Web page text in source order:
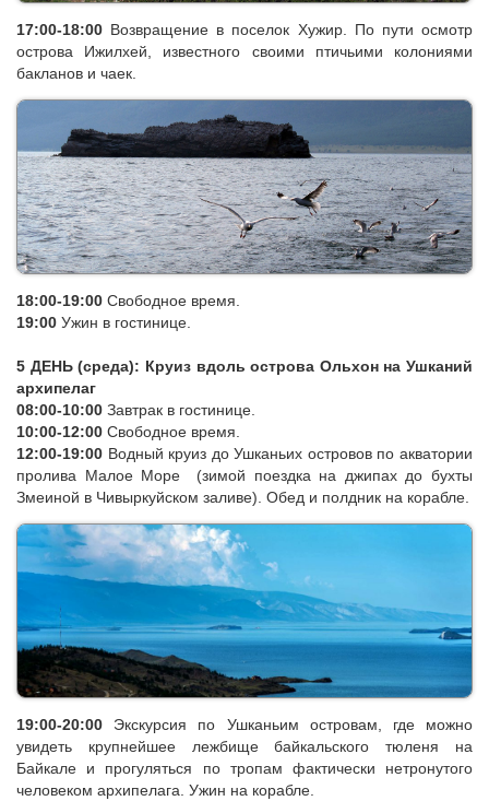
17:00-18:00 Возвращение в поселок Хужир. По пути осмотр
острова Ижилхей, известного своими птичьими колониями
бакланов и чаек.
18:00-19:00 Свободное время.
19:00 Ужин в гостинице.
5 ДЕНЬ (среда): Круиз вдоль острова Ольхон на Ушканий
архипелаг
08:00-10:00 Завтрак в гостинице.
10:00-12:00 Свободное время.
12:00-19:00 Водный круиз до Ушканьих островов по акватории
пролива Малое Море
(зимой поездка на джипах до бухты
Змеиной в Чивыркуйском заливе) . Обед и полдник на корабле.
19:00-20:00 Экскурсия по Ушканьим островам, где можно
увидеть крупнейшее лежбище байкальского тюленя на
Байкале и прогуляться по тропам фактически нетронутого
человеком архипелага. Ужин на корабле.